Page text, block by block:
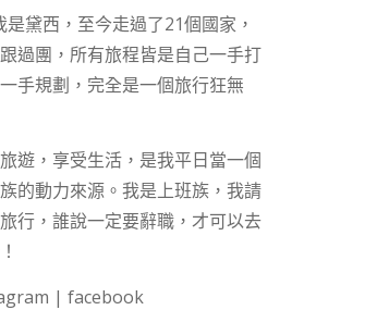
是黛西，至今走過了21個國家，
過團，所有旅程皆是自己一手打
手規劃，完全是一個旅行狂無
遊，享受生活，是我平日當一個
的動力來源。我是上班族，我請
行，誰說一定要辭職，才可以去
| facebook